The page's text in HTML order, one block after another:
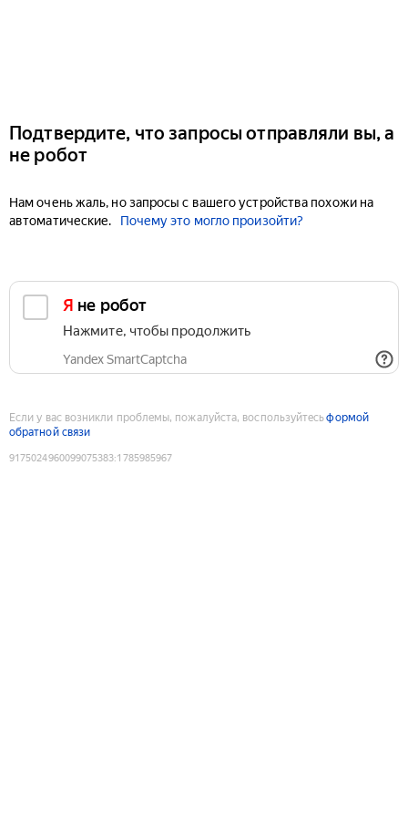
Подтвердите, что запросы отправляли вы, а
не робот
Нам очень жаль, но запросы с вашего устройства похожи на
автоматические.
Почему это могло произойти?
Я не робот
Нажмите, чтобы продолжить
Yandex SmartCaptcha
Если у вас возникли проблемы, пожалуйста, воспользуйтесьформой
обратной связи
9175024960099075383:1785985967